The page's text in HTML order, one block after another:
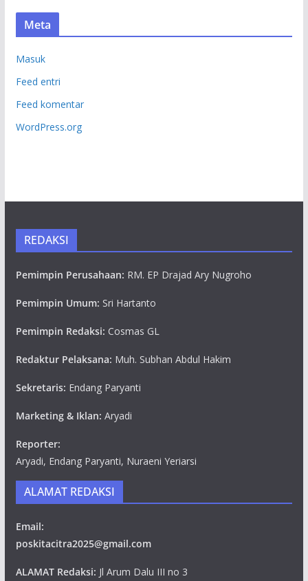
Meta
Masuk
Feed entri
Feed komentar
WordPress.org
REDAKSI
Pemimpin Perusahaan: RM. EP Drajad Ary Nugroho
Pemimpin Umum: Sri Hartanto
Pemimpin Redaksi: Cosmas GL
Redaktur Pelaksana: Muh. Subhan Abdul Hakim
Sekretaris: Endang Paryanti
Marketing & Iklan: Aryadi
Reporter:
Aryadi, Endang Paryanti, Nuraeni Yeriarsi
ALAMAT REDAKSI
Email:
poskitacitra2025@gmail.com
ALAMAT Redaksi: Jl Arum Dalu III no 3